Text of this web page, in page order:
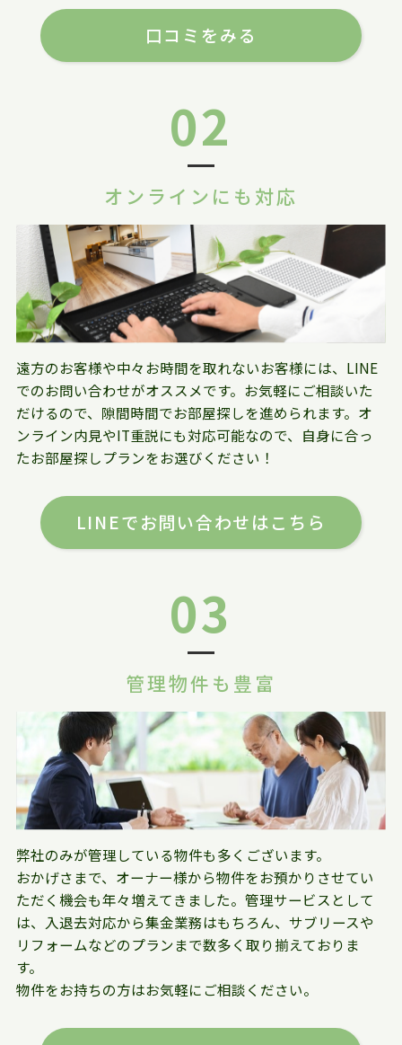
口コミをみる
02
オンラインにも対応
遠方のお客様や中々お時間を取れないお客様には、LINE
でのお問い合わせがオススメです。お気軽にご相談いた
だけるので、隙間時間でお部屋探しを進められます。オ
ンライン内見やIT重説にも対応可能なので、自身に合っ
たお部屋探しプランをお選びください！
LINEでお問い合わせはこちら
03
管理物件も豊富
弊社のみが管理している物件も多くございます。
おかげさまで、オーナー様から物件をお預かりさせてい
ただく機会も年々増えてきました。管理サービスとして
は、入退去対応から集金業務はもちろん、サブリースや
リフォームなどのプランまで数多く取り揃えておりま
す。
物件をお持ちの方はお気軽にご相談ください。